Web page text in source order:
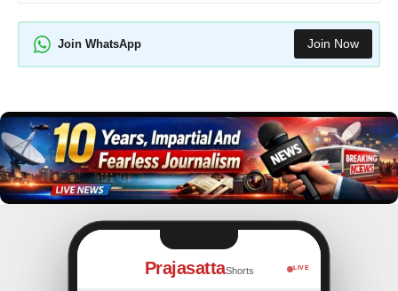
Join WhatsApp Join Now
PrajasattaShorts LIVE